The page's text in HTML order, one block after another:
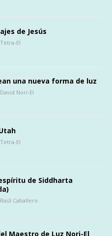
de Jesús
Tetra-El
una nueva forma de luz
David Nori-El
Tetra-El
de Siddharta
Raúl Caballero
Maestro de Luz Nori-El